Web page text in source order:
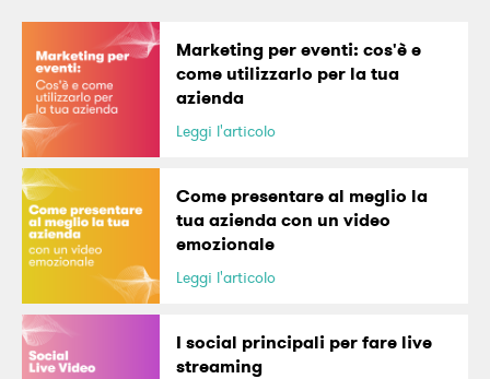
Marketing per eventi: cos'è e
come utilizzarlo per la tua
azienda
Leggi l'articolo
Come presentare al meglio la
tua azienda con un video
emozionale
Leggi l'articolo
I social principali per fare live
streaming